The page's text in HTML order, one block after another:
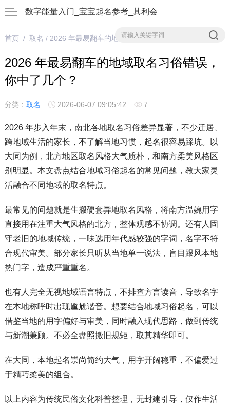
数字能量入门_宝宝起名参考_其利会
首页/ 取名 / 2026 年最易翻车的地域取名习俗错误，你中了几个？
2026 年最易翻车的地域取名习俗错误，
你中了几个？
分类： 取名 2026-06-07 09:05:42 7
2026 年步入年末，南北各地取名习俗差异显著，不少迁居、
跨地域生活的家长，不了解当地习惯，起名很容易踩坑。以
大同为例，北方地区取名风格大气质朴，和南方柔美风格区
别明显。本文盘点结合地域习俗起名的常见问题，教大家灵
活融合不同地域的取名特点。
最常见的问题就是生搬硬套异地取名风格，将南方温婉用字
直接用在注重大气风格的北方，整体观感不协调。还有人固
守老旧的地域传统，一味选用年代感较强的字词，名字不符
合现代审美。部分家长只听从当地单一说法，盲目跟风本地
热门字，造成严重重名。
也有人完全无视地域语言特点，不排查方言读音，导致名字
在本地称呼时出现尴尬谐音。想要结合地域习俗起名，可以
借鉴当地的用字偏好与审美，同时融入现代思路，做到传统
与新潮兼顾。不必全盘照搬旧规矩，取其精华即可。
在大同，本地起名崇尚简约大气，用字开阔稳重，不偏爱过
于精巧柔美的组合。
以上内容为传统民俗文化科普整理，无封建引导，仅作生活